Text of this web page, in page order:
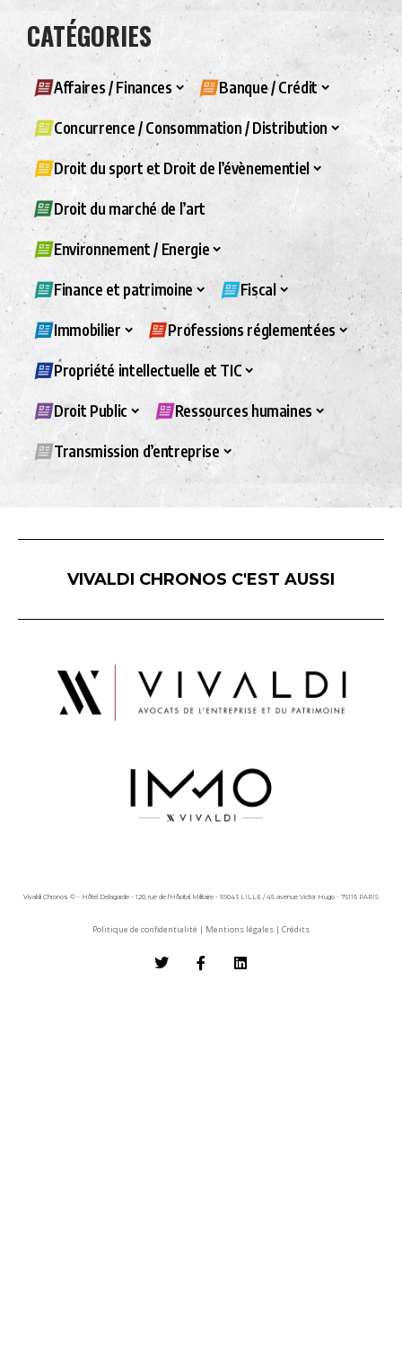
CATÉGORIES
Affaires / Finances Banque / Crédit
Concurrence / Consommation / Distribution
Droit du sport et Droit de l’évènementiel
Droit du marché de l’art
Environnement / Energie
Finance et patrimoine Fiscal
Immobilier Professions réglementées
Propriété intellectuelle et TIC
Droit Public Ressources humaines
Transmission d’entreprise
VIVALDI CHRONOS C'EST AUSSI
Vivaldi Chronos © - Hôtel Delagarde - 120, rue de l'Hôpital Militaire - 59043 LILLE / 45 avenue Victor Hugo - 75116 PARIS
Politique de confidentialité | Mentions légales | Crédits